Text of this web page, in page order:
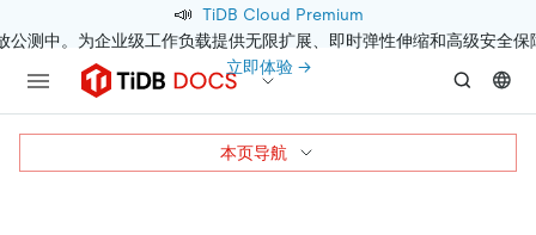
📣 TiDB Cloud Premium
公测中。为企业级工作负载提供无限扩展、即时弹性伸缩和高级安全保
立即体验 →
本页导航